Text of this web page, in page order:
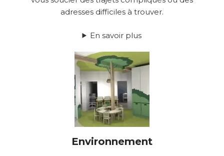
adresses difficiles à trouver.
En savoir plus
Environnement